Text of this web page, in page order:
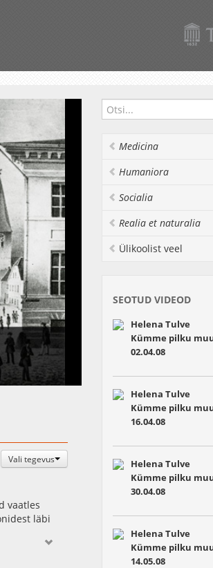
Vali tegevus
vaatles
läbi
Medicina
Humaniora
Socialia
Realia et naturalia
Ülikoolist veel
SEOTUD VIDEOD
Helena Tulve
Kümme pilku
02.04.08
Helena Tulve
Kümme pilku
16.04.08
Helena Tulve
Kümme pilku
30.04.08
Helena Tulve
Kümme pilku
14.05.08